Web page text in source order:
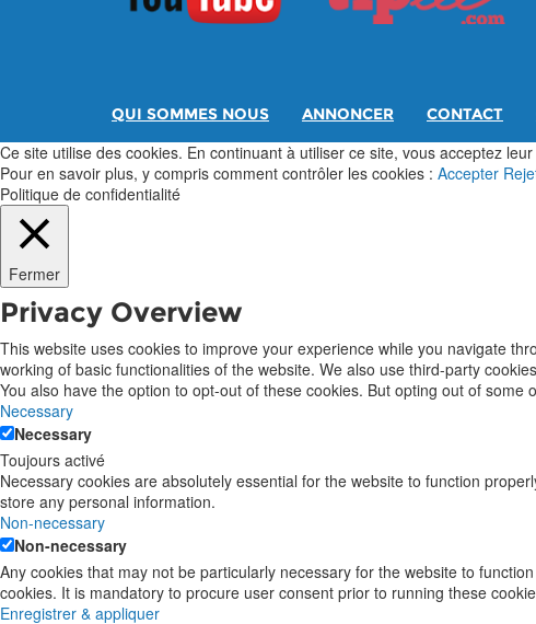
QUI SOMMES NOUS ANNONCER CONTACT
Ce site utilise des cookies. En continuant à utiliser ce site, vous acceptez
Pour en savoir plus, y compris comment contrôler les cookies : Accepter
Politique de confidentialité
Fermer
Privacy Overview
This website uses cookies to improve your experience while you navigate
working of basic functionalities of the website. We also use third-party
You also have the option to opt-out of these cookies. But opting out of some
Necessary
Necessary
Toujours activé
Necessary cookies are absolutely essential for the website to function
store any personal information.
Non-necessary
Non-necessary
Any cookies that may not be particularly necessary for the website to
cookies. It is mandatory to procure user consent prior to running these
Enregistrer & appliquer